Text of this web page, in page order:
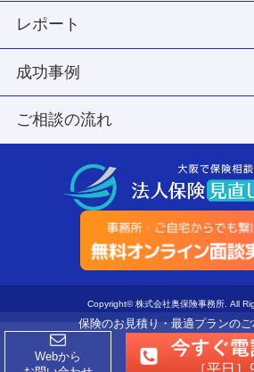
レポート
成功事例
ご相談の流れ
Copyright© 株式会社奥保険事務所. All
保険のお見積り・最適プランの
Webから